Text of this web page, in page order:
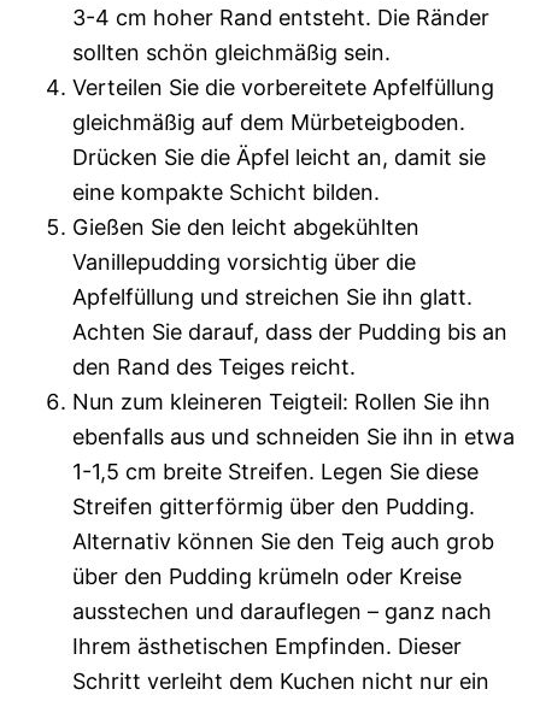
3-4 cm hoher Rand entsteht. Die Ränder
sollten schön gleichmäßig sein.
Verteilen Sie die vorbereitete Apfelfüllung
gleichmäßig auf dem Mürbeteigboden.
Drücken Sie die Äpfel leicht an, damit sie
eine kompakte Schicht bilden.
Gießen Sie den leicht abgekühlten
Vanillepudding vorsichtig über die
Apfelfüllung und streichen Sie ihn glatt.
Achten Sie darauf, dass der Pudding bis an
den Rand des Teiges reicht.
Nun zum kleineren Teigteil: Rollen Sie ihn
ebenfalls aus und schneiden Sie ihn in etwa
1-1,5 cm breite Streifen. Legen Sie diese
Streifen gitterförmig über den Pudding.
Alternativ können Sie den Teig auch grob
über den Pudding krümeln oder Kreise
ausstechen und darauflegen – ganz nach
Ihrem ästhetischen Empfinden. Dieser
Schritt verleiht dem Kuchen nicht nur ein